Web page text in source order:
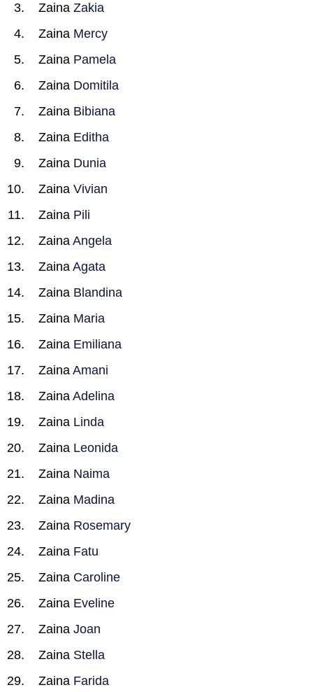
Zaina Zakia
Zaina Mercy
Zaina Pamela
Zaina Domitila
Zaina Bibiana
Zaina Editha
Zaina Dunia
Zaina Vivian
Zaina Pili
Zaina Angela
Zaina Agata
Zaina Blandina
Zaina Maria
Zaina Emiliana
Zaina Amani
Zaina Adelina
Zaina Linda
Zaina Leonida
Zaina Naima
Zaina Madina
Zaina Rosemary
Zaina Fatu
Zaina Caroline
Zaina Eveline
Zaina Joan
Zaina Stella
Zaina Farida